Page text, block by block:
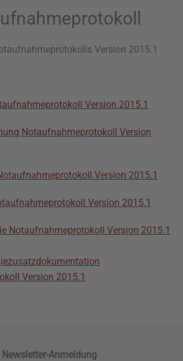
Version 2015.1
Version 2015.1
Notaufnahmeprotokoll Version
Version 2015.1
Version 2015.1
Notaufnahmeprotokoll Version 2015.1
Version 2015.1
Newsletter-Anmeldung